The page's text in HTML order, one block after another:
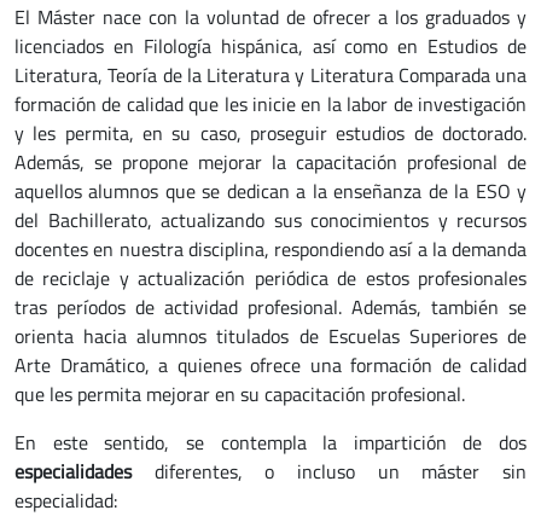
El Máster nace con la voluntad de ofrecer a los graduados y
licenciados en Filología hispánica, así como en Estudios de
Literatura, Teoría de la Literatura y Literatura Comparada una
formación de calidad que les inicie en la labor de investigación
y les permita, en su caso, proseguir estudios de doctorado.
Además, se propone mejorar la capacitación profesional de
aquellos alumnos que se dedican a la enseñanza de la ESO y
del Bachillerato, actualizando sus conocimientos y recursos
docentes en nuestra disciplina, respondiendo así a la demanda
de reciclaje y actualización periódica de estos profesionales
tras períodos de actividad profesional. Además, también se
orienta hacia alumnos titulados de Escuelas Superiores de
Arte Dramático, a quienes ofrece una formación de calidad
que les permita mejorar en su capacitación profesional.
En este sentido, se contempla la impartición de dos
especialidades diferentes, o incluso un máster sin
especialidad: